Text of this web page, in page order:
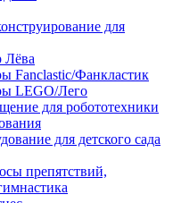
для
Лёва
Fanclastic/Фанкластик
LEGO/Лего
для робототехники
для детского сада
препятствий,